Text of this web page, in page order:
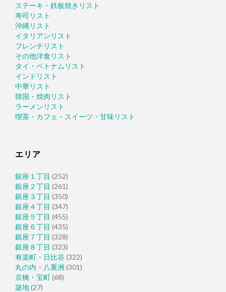
ステーキ・鉄板焼きリスト
寿司リスト
沖縄リスト
イタリアンリスト
フレンチリスト
その他洋食リスト
タイ・ベトナムリスト
インドリスト
中華リスト
韓国・焼肉リスト
ラーメンリスト
喫茶・カフェ・スイーツ・甘味リスト
エリア
銀座１丁目 (252)
銀座２丁目 (261)
銀座３丁目 (350)
銀座４丁目 (347)
銀座５丁目 (455)
銀座６丁目 (435)
銀座７丁目 (328)
銀座８丁目 (323)
有楽町・日比谷(322)
丸の内・八重洲 (301)
京橋・宝町(68)
築地(27)